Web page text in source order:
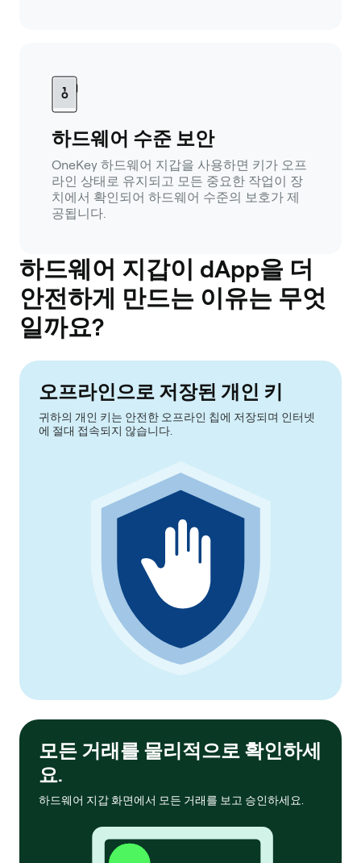
하드웨어 수준 보안
OneKey 하드웨어 지갑을 사용하면 키가 오프
라인 상태로 유지되고 모든 중요한 작업이 장
치에서 확인되어 하드웨어 수준의 보호가 제
공됩니다.
하드웨어 지갑이 dApp을 더
안전하게 만드는 이유는 무엇
일까요?
오프라인으로 저장된 개인 키
귀하의 개인 키는 안전한 오프라인 칩에 저장되며 인터넷
에 절대 접속되지 않습니다.
모든 거래를 물리적으로 확인하세
요.
하드웨어 지갑 화면에서 모든 거래를 보고 승인하세요.